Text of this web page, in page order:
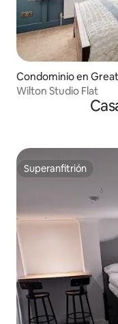
Condominio en
Wilton Studio Flat
Superanfitrión
Superanfitrión